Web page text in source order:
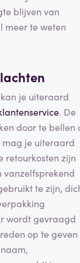
blijven van
meer te weten
je uiteraard
. De
door te bellen
mag je uiteraard
retourkosten zijn
vanzelfsprekend
te zijn,
wordt gevraagd
op te geven